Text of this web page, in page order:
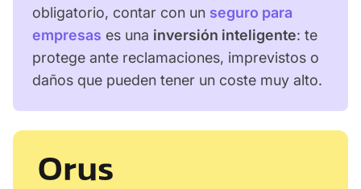
obligatorio, contar con un seguro para
empresas es una inversión inteligente: te
protege ante reclamaciones, imprevistos o
daños que pueden tener un coste muy alto.